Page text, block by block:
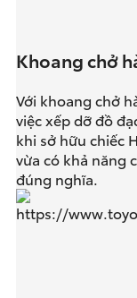
Khoang chở
Với khoang chở
việc xếp dỡ đồ
khi sở hữu chiếc
vừa có khả năng
đúng nghĩa.